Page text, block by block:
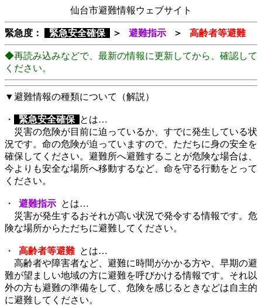
仙台市避難情報ウェブサイト
緊急度： 緊急安全確保 ＞ 避難指示 ＞ 高齢者等避難
◆再読み込みなどで、最新の情報に更新してから、確認して
ください。
▼避難情報の種類について（解説）
・ 緊急安全確保 とは…
災害の危険が目前に迫っているか、すでに発生している状
況です。命の危険が迫っていますので、ただちに身の安全を
確保してください。避難所へ避難することが危険な場合は、
今よりも安全な場所へ移動するなど、命を守る行動をとって
ください。
・ 避難指示 とは…
災害が発生するおそれが高い状況で発令する情報です。危
険な場所からただちに避難してください。
・ 高齢者等避難 とは…
高齢者や障害者など、避難に時間がかかる方や、早期の避
難が望ましい地域の方に避難を呼びかける情報です。それ以
外の方も避難の準備をして、危険を感じるときなどは自主的
に避難してください。